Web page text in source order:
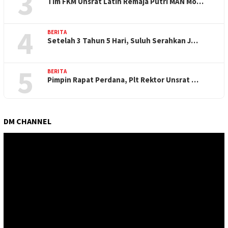
4 BERITA
Setelah 3 Tahun 5 Hari, Suluh Serahkan J…
5 BERITA
Pimpin Rapat Perdana, Plt Rektor Unsrat …
DM CHANNEL